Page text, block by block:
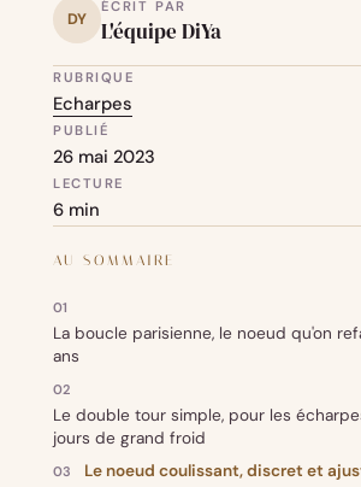
DY
ÉCRIT PAR
L'équipe DiYa
RUBRIQUE
Echarpes
PUBLIÉ
26 mai 2023
LECTURE
6 min
AU SOMMAIRE
La boucle parisienne, le noeud qu'on
ans
Le double tour simple, pour les
jours de grand froid
Le noeud coulissant, discret et